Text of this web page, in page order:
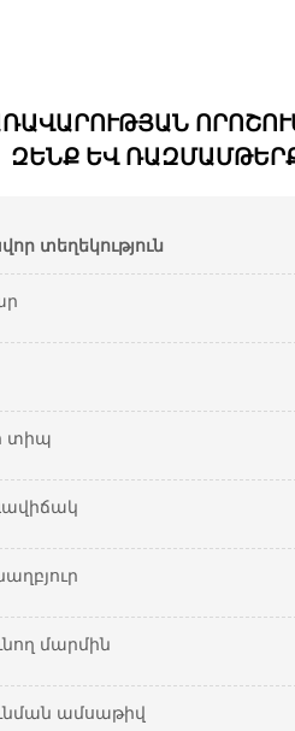
ԶԵՆՔ ԵՎ
տեղեկություն
տիպ
մարմին
ամսաթիվ